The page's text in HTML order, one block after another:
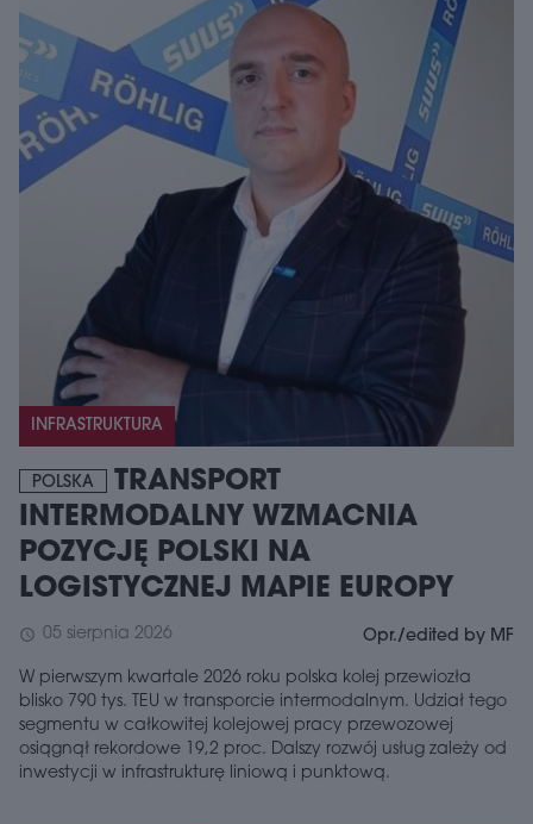
INFRASTRUKTURA
POLSKA
TRANSPORT
INTERMODALNY WZMACNIA
POZYCJĘ POLSKI NA
LOGISTYCZNEJ MAPIE EUROPY
schedule 05 sierpnia 2026 Opr./edited by MF
W pierwszym kwartale 2026 roku polska kolej przewiozła
blisko 790 tys. TEU w transporcie intermodalnym. Udział tego
segmentu w całkowitej kolejowej pracy przewozowej
osiągnął rekordowe 19,2 proc. Dalszy rozwój usług zależy od
inwestycji w infrastrukturę liniową i punktową.